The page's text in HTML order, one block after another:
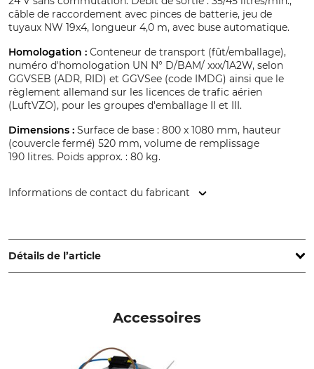
câble de raccordement avec pinces de batterie, jeu de
tuyaux NW 19x4, longueur 4,0 m, avec buse automatique.
Homologation : Conteneur de transport (fût/emballage),
numéro d'homologation UN N° D/BAM/ xxx/1A2W, selon
GGVSEB (ADR, RID) et GGVSee (code IMDG) ainsi que le
règlement allemand sur les licences de trafic aérien
(LuftVZO), pour les groupes d'emballage II et III.
Dimensions : Surface de base : 800 x 1080 mm, hauteur
(couvercle fermé) 520 mm, volume de remplissage
190 litres. Poids approx. : 80 kg.
Informations de contact du fabricant
Bahnhofstr. 55, 33397 Rietberg, Germany, www.seppeler.de
Détails de l’article
Accessoires